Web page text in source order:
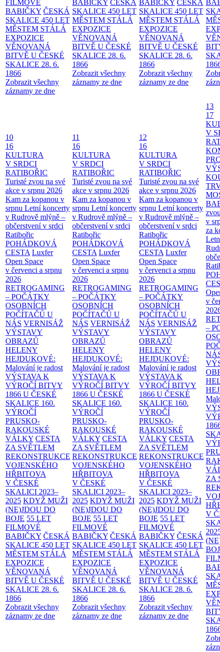
FILMOVÉ
BABIČKY ČESKÁ
SKALICE 450 LET
MĚSTEM STÁLÁ
EXPOZICE
VĚNOVANÁ
BITVĚ U ČESKÉ
SKALICE 28. 6.
1866
Zobrazit všechny
záznamy ze dne
BABIČKY ČESKÁ
SKALICE 450 LET
MĚSTEM STÁLÁ
EXPOZICE
VĚNOVANÁ
BITVĚ U ČESKÉ
SKALICE 28. 6.
1866
Zobrazit všechny
záznamy ze dne
BABIČKY ČESKÁ
SKALICE 450 LET
MĚSTEM STÁLÁ
EXPOZICE
VĚNOVANÁ
BITVĚ U ČESKÉ
SKALICE 28. 6.
1866
Zobrazit všechny
záznamy ze dne
10
16
KULTURA
V SRDCI
RATIBOŘIC
Turisté zvou na své
akce v srpnu 2026
Kam za kopanou v
srpnu Letní koncerty
v Rudrově mlýně –
občerstvení v srdci
Ratibořic
POHÁDKOVÁ
CESTA Luxfer
Open Space
v červenci a srpnu
2026
RETROGAMING
– POČÁTKY
OSOBNÍCH
POČÍTAČŮ U
NÁS VERNISÁŽ
VÝSTAVY
OBRAZŮ
HELENY
HEJDUKOVÉ:
Malování je radost
VÝSTAVA K
VÝROČÍ BITVY
1866 U ČESKÉ
SKALICE 160.
VÝROČÍ
PRUSKO-
RAKOUSKÉ
VÁLKY CESTA
ZA SVĚTLEM
REKONSTRUKCE
VOJENSKÉHO
HŘBITOVA
V ČESKÉ
SKALICI 2023–
2025 KDYŽ MUŽI
(NE)JDOU DO
BOJE 55 LET
FILMOVÉ
BABIČKY ČESKÁ
SKALICE 450 LET
MĚSTEM STÁLÁ
EXPOZICE
VĚNOVANÁ
BITVĚ U ČESKÉ
SKALICE 28. 6.
1866
Zobrazit všechny
záznamy ze dne
11
16
KULTURA
V SRDCI
RATIBOŘIC
Turisté zvou na své
akce v srpnu 2026
Kam za kopanou v
srpnu Letní koncerty
v Rudrově mlýně –
občerstvení v srdci
Ratibořic
POHÁDKOVÁ
CESTA Luxfer
Open Space
v červenci a srpnu
2026
RETROGAMING
– POČÁTKY
OSOBNÍCH
POČÍTAČŮ U
NÁS VERNISÁŽ
VÝSTAVY
OBRAZŮ
HELENY
HEJDUKOVÉ:
Malování je radost
VÝSTAVA K
VÝROČÍ BITVY
1866 U ČESKÉ
SKALICE 160.
VÝROČÍ
PRUSKO-
RAKOUSKÉ
VÁLKY CESTA
ZA SVĚTLEM
REKONSTRUKCE
VOJENSKÉHO
HŘBITOVA
V ČESKÉ
SKALICI 2023–
2025 KDYŽ MUŽI
(NE)JDOU DO
BOJE 55 LET
FILMOVÉ
BABIČKY ČESKÁ
SKALICE 450 LET
MĚSTEM STÁLÁ
EXPOZICE
VĚNOVANÁ
BITVĚ U ČESKÉ
SKALICE 28. 6.
1866
Zobrazit všechny
záznamy ze dne
12
16
KULTURA
V SRDCI
RATIBOŘIC
Turisté zvou na své
akce v srpnu 2026
Kam za kopanou v
srpnu Letní koncerty
v Rudrově mlýně –
občerstvení v srdci
Ratibořic
POHÁDKOVÁ
CESTA Luxfer
Open Space
v červenci a srpnu
2026
RETROGAMING
– POČÁTKY
OSOBNÍCH
POČÍTAČŮ U
NÁS VERNISÁŽ
VÝSTAVY
OBRAZŮ
HELENY
HEJDUKOVÉ:
Malování je radost
VÝSTAVA K
VÝROČÍ BITVY
1866 U ČESKÉ
SKALICE 160.
VÝROČÍ
PRUSKO-
RAKOUSKÉ
VÁLKY CESTA
ZA SVĚTLEM
REKONSTRUKCE
VOJENSKÉHO
HŘBITOVA
V ČESKÉ
SKALICI 2023–
2025 KDYŽ MUŽI
(NE)JDOU DO
BOJE 55 LET
FILMOVÉ
BABIČKY ČESKÁ
SKALICE 450 LET
MĚSTEM STÁLÁ
EXPOZICE
VĚNOVANÁ
BITVĚ U ČESKÉ
SKALICE 28. 6.
1866
Zobrazit všechny
záznamy ze dne
13
17
V
v
za
v
–
ZA
V